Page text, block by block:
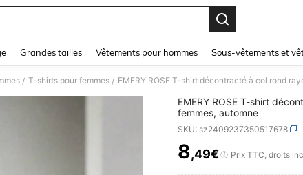
Grandes tailles Vêtements pour hommes Sous-vêtements et
/ T-shirts pour femmes / EMERY ROSE T-shirt décontracté à col rond
EMERY ROSE T-shirt
femmes, automne
SKU: sz2409237350517678
PRICE AND
8,49€ Prix TTC, droits